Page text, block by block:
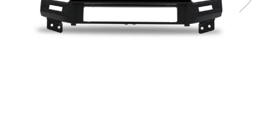
Navigatii Fiat
Navigatii Nissan